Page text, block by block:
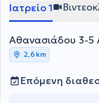
Ιατρείο 1
Αθανασιάδου 3-5
2,6 km
Επόμενη